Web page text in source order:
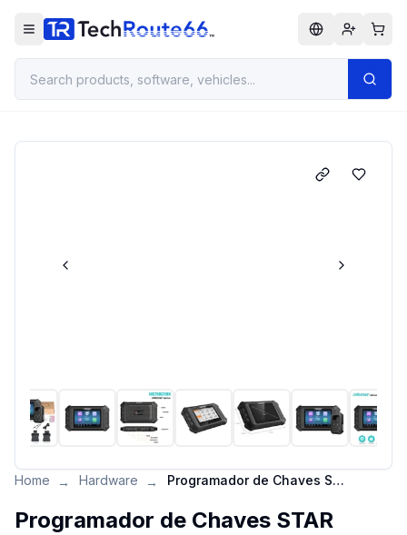
Home → Hardware → Programador de Chaves STAR X300 Pro4 Key Master 5 Versão Completa
Programador de Chaves STAR